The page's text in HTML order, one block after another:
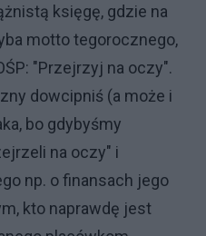
księgę, gdzie na
motto tegorocznego,
"Przejrzyj na oczy".
dowcipniś (a może i
bo gdybyśmy
na oczy" i
np. o finansach jego
kto naprawdę jest